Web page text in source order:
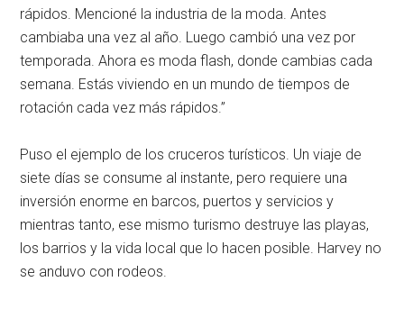
rápidos. Mencioné la industria de la moda. Antes
cambiaba una vez al año. Luego cambió una vez por
temporada. Ahora es moda flash, donde cambias cada
semana. Estás viviendo en un mundo de tiempos de
rotación cada vez más rápidos.”
Puso el ejemplo de los cruceros turísticos. Un viaje de
siete días se consume al instante, pero requiere una
inversión enorme en barcos, puertos y servicios y
mientras tanto, ese mismo turismo destruye las playas,
los barrios y la vida local que lo hacen posible. Harvey no
se anduvo con rodeos.